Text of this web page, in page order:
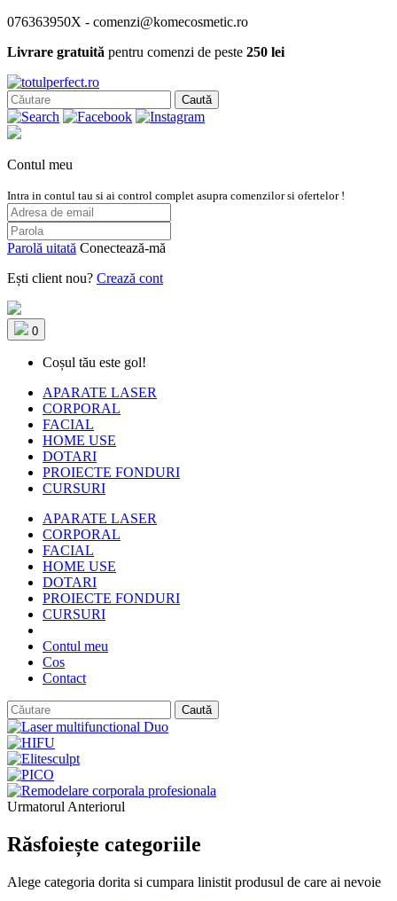
076363950X - comenzi@komecosmetic.ro
Livrare gratuită pentru comenzi de peste 250 lei
Caută
Contul meu
Intra in contul tau si ai control complet asupra comenzilor si ofertelor !
Parolă uitată Conectează-mă
Ești client nou? Crează cont
0
Coșul tău este gol!
APARATE LASER
CORPORAL
FACIAL
HOME USE
DOTARI
PROIECTE FONDURI
CURSURI
APARATE LASER
CORPORAL
FACIAL
HOME USE
DOTARI
PROIECTE FONDURI
CURSURI
Contul meu
Cos
Contact
Caută
Urmatorul Anteriorul
Răsfoiește categoriile
Alege categoria dorita si cumpara linistit produsul de care ai nevoie